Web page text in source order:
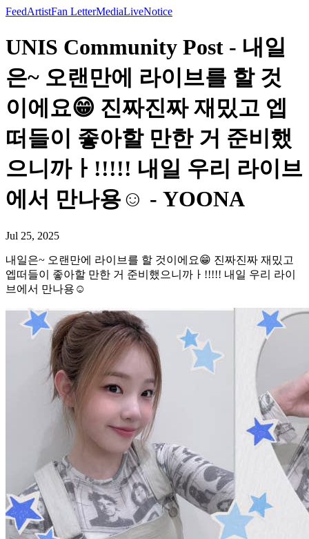
FeedArtistFan LetterMediaLiveNotice
UNIS Community Post - 내일
은~ 오랜만에 라이브를 할 것
이에요😁 진짜진짜 재밌고 엡
떠들이 좋아할 만한 거 준비했
으니까ㅏ!!!!! 내일 우리 라이브
에서 만나용☺️ - YOONA
Jul 25, 2025
내일은~ 오랜만에 라이브를 할 것이에요😁 진짜진짜 재밌고
엡떠들이 좋아할 만한 거 준비했으니까ㅏ!!!!! 내일 우리 라이
브에서 만나용☺️